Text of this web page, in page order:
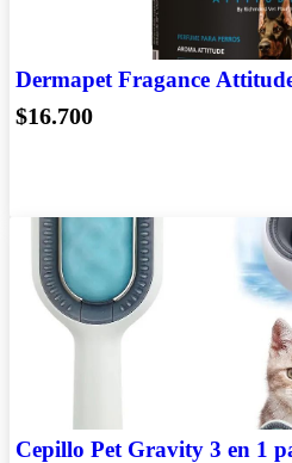
Dermapet Fragance
$16.700
Cepillo Pet Gravity 3 en 1